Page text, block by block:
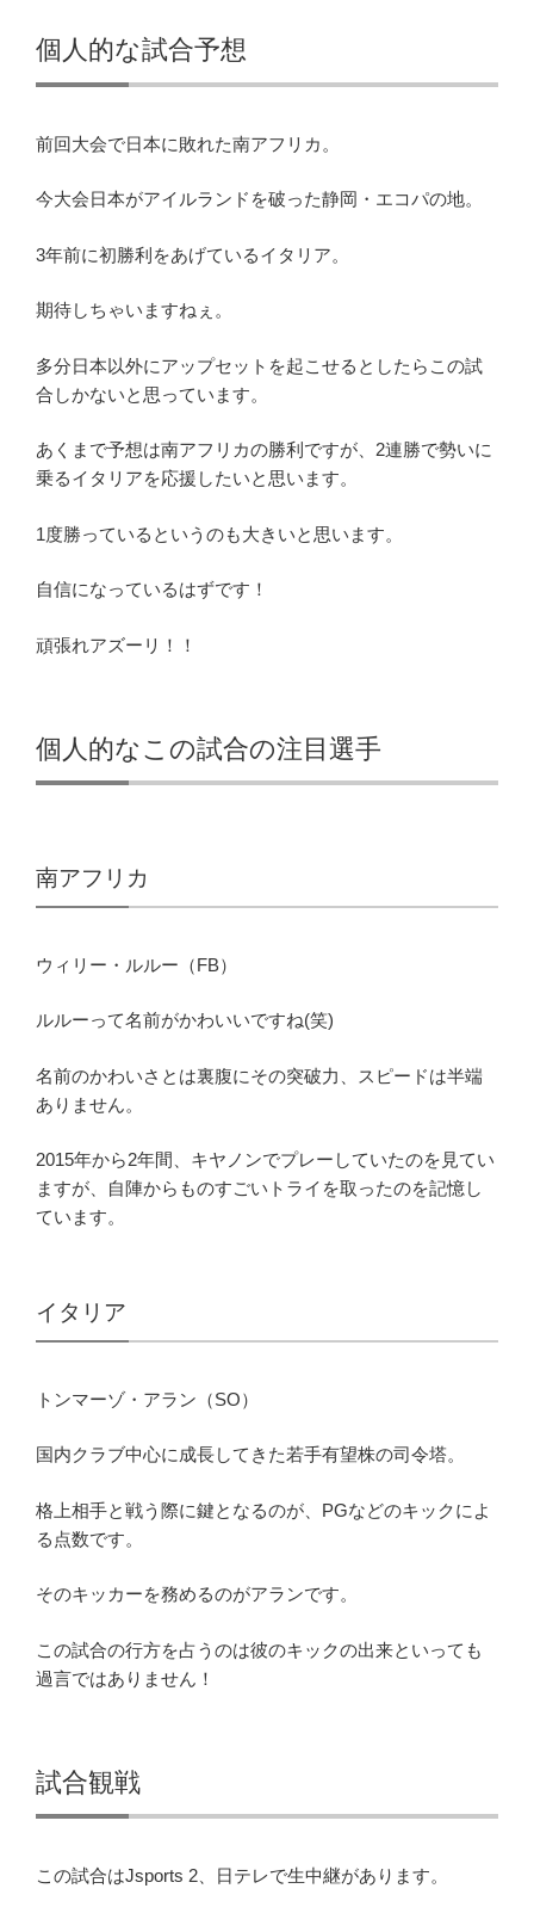
個人的な試合予想
前回大会で日本に敗れた南アフリカ。
今大会日本がアイルランドを破った静岡・エコパの地。
3年前に初勝利をあげているイタリア。
期待しちゃいますねぇ。
多分日本以外にアップセットを起こせるとしたらこの試
合しかないと思っています。
あくまで予想は南アフリカの勝利ですが、2連勝で勢いに
乗るイタリアを応援したいと思います。
1度勝っているというのも大きいと思います。
自信になっているはずです！
頑張れアズーリ！！
個人的なこの試合の注目選手
南アフリカ
ウィリー・ルルー（FB）
ルルーって名前がかわいいですね(笑)
名前のかわいさとは裏腹にその突破力、スピードは半端
ありません。
2015年から2年間、キヤノンでプレーしていたのを見てい
ますが、自陣からものすごいトライを取ったのを記憶し
ています。
イタリア
トンマーゾ・アラン（SO）
国内クラブ中心に成長してきた若手有望株の司令塔。
格上相手と戦う際に鍵となるのが、PGなどのキックによ
る点数です。
そのキッカーを務めるのがアランです。
この試合の行方を占うのは彼のキックの出来といっても
過言ではありません！
試合観戦
この試合はJsports 2、日テレで生中継があります。